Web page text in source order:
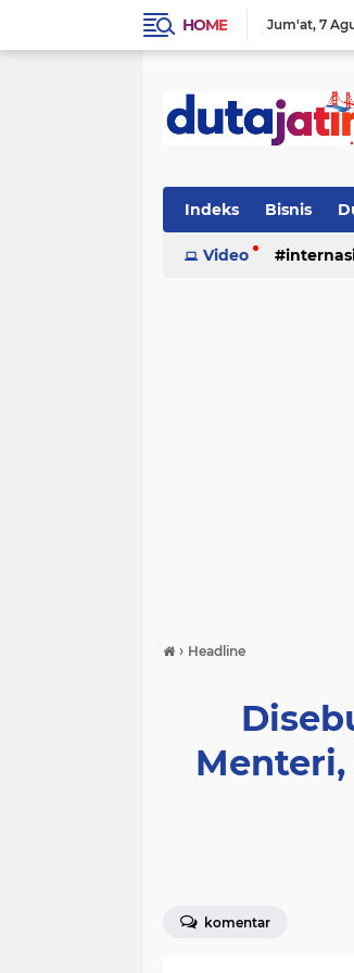
HOME Jum'at 7
Indeks Bisnis
Video
› Headline
komentar